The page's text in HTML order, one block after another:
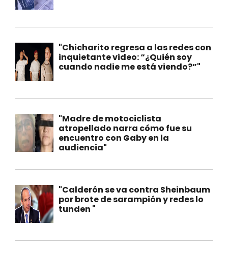
"Chicharito regresa a las redes con
inquietante video: “¿Quién soy
cuando nadie me está viendo?”"
"Madre de motociclista
atropellado narra cómo fue su
encuentro con Gaby en la
audiencia"
"Calderón se va contra Sheinbaum
por brote de sarampión y redes lo
tunden "